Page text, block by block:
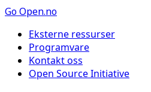
GoOpen.no
Eksterne ressurser
Programvare
Kontakt oss
Open Source Initiative